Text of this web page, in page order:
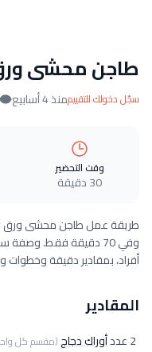
طاجن محشى
سجّل دخولك للتقييممنذ 4 أسابيع
وقت التحضير
30 دقيقة
أفراد، بمقادير دقيقة وخطوات
المقادير
2 عدد أوراك دجاج(مقسم كل